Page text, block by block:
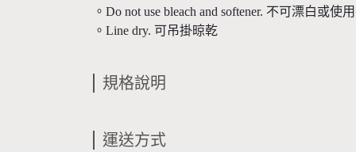
。Do not use bleach and softener. 不可漂白或使
。Line dry. 可吊掛晾乾
規格說明
運送方式